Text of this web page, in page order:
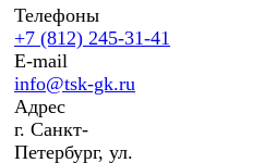
Телефоны
+7 (812) 245-31-41
E-mail
info@tsk-gk.ru
Адрес
г. Санкт-
Петербург, ул.